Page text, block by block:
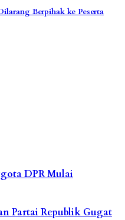
Berpihak ke Peserta
DPR Mulai
Partai Republik Gugat